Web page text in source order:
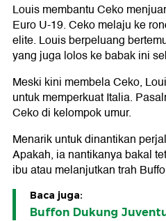
Louis membantu Ceko
Euro U-19. Ceko melaju ke
elite. Louis berpeluang
yang juga lolos ke babak ini
Meski kini membela Ceko,
untuk memperkuat Italia.
Ceko di kelompok umur.
Menarik untuk dinantikan
Apakah, ia nantikanya bakal
ibu atau melanjutkan trah
Baca juga:
Buffon Dukung